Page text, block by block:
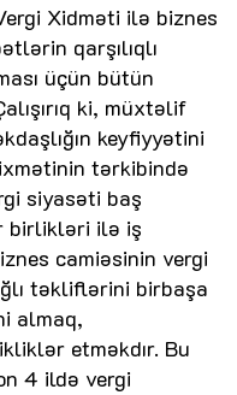
Xidməti ilə biznes
qarşılıqlı
üçün bütün
ki, müxtəlif
keyfiyyətini
tərkibində
siyasəti baş
birlikləri ilə iş
camiəsinin vergi
təkliflərini birbaşa
almaq,
etməkdır. Bu
4 ildə vergi